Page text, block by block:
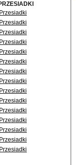
Przesiadki
Przesiadki
Przesiadki
Przesiadki
Przesiadki
Przesiadki
Przesiadki
Przesiadki
Przesiadki
Przesiadki
Przesiadki
Przesiadki
Przesiadki
Przesiadki
Przesiadki